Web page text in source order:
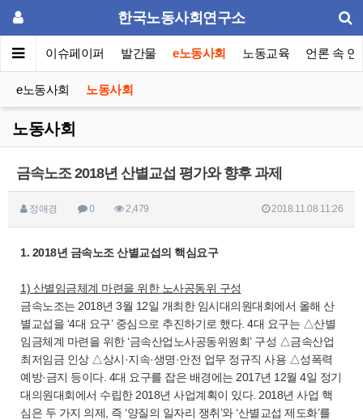
한국노동사회연구소
포럼 이슈페이퍼 발간물 e노동사회 노동교육 언론 속 연
e노동사회 노동사회
노동사회
금속노조 2018년 산별교섭 평가와 향후 과제
정애경 0 2,479 2018.11.08 11:26
1. 2018년 금속노조 산별교섭의 핵심요구
1) 산별임금체계 마련을 위한 노사공동위 구성
금속노조는 2018년 3월 12일 개최한 임시대의원대회에서 올해 산
별교섭을 ‘4대 요구’ 중심으로 추진하기로 했다. 4대 요구는 △산별
임금체계 마련을 위한 ‘금속산업노사공동위원회’ 구성 △금속산업
최저임금 인상 △상시·지속·생명·안전 업무 정규직 사용 △성폭력
예방·금지 등이다. 4대 요구를 잡은 배경에는 2017년 12월 4일 정기
대의원대회에서 수립한 2018년 사업계획이 있다. 2018년 사업 핵
심은 두 가지 의제, 즉 ‘양질의 일자리 쟁취’와 ‘산별교섭 제도화’를